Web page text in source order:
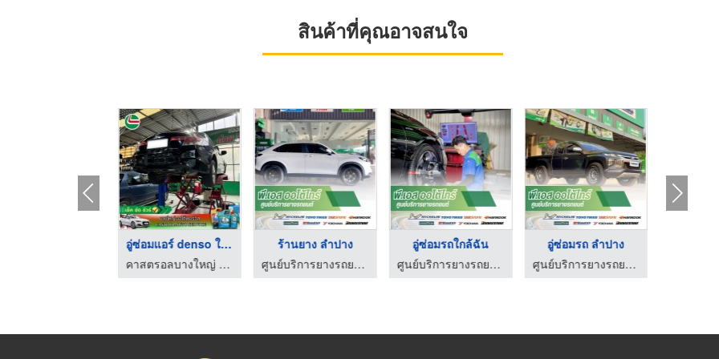
สินค้าที่คุณอาจสนใจ
อู่ซ่อมแอร์ denso ใก ...
คาสตรอลบางใหญ่ ออโต้เซอร์วิส
ร้านยาง ลำปาง
ศูนย์บริการยางรถยนต์ ลำปาง-พี.เอส ออโต้ไทร์
อู่ซ่อมรถใกล้ฉัน
ศูนย์บริการยางรถยนต์ ลำปาง-พี.เอส ออโต้ไทร์
อู่ซ่อมรถ ลำปาง
ศูนย์บริการยางรถยนต์ ลำปาง-พี.เอส ออโต้ไทร์